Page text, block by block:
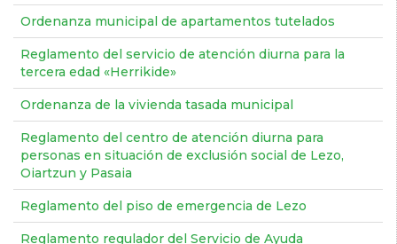
Ordenanza municipal de apartamentos tutelados
Reglamento del servicio de atención diurna para la
tercera edad «Herrikide»
Ordenanza de la vivienda tasada municipal
Reglamento del centro de atención diurna para
personas en situación de exclusión social de Lezo,
Oiartzun y Pasaia
Reglamento del piso de emergencia de Lezo
Reglamento regulador del Servicio de Ayuda